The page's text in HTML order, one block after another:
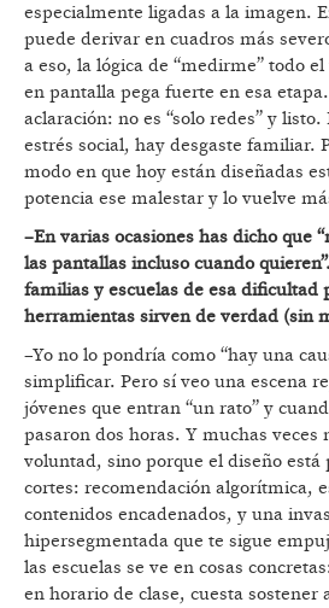
especialmente ligadas a la imagen.
puede derivar en cuadros más
a eso, la lógica de “medirme” todo
en pantalla pega fuerte en esa
aclaración: no es “solo redes” y
estrés social, hay desgaste familiar.
modo en que hoy están diseñadas
potencia ese malestar y lo vuelve
–En varias ocasiones has dicho que
las pantallas incluso cuando
familias y escuelas de esa dificultad
herramientas sirven de verdad (sin
–Yo no lo pondría como “hay una
simplificar. Pero sí veo una escena
jóvenes que entran “un rato” y
pasaron dos horas. Y muchas veces
voluntad, sino porque el diseño está
cortes: recomendación algorítmica,
contenidos encadenados, y una
hipersegmentada que te sigue
las escuelas se ve en cosas
en horario de clase, cuesta sostener